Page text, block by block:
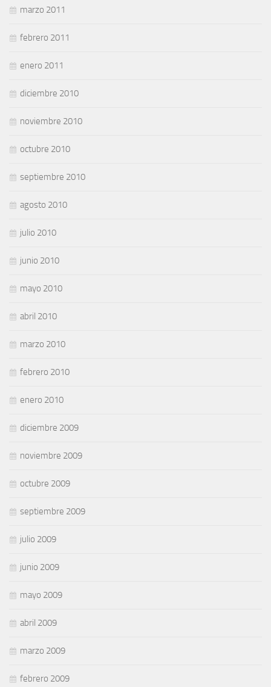
marzo 2011
febrero 2011
enero 2011
diciembre 2010
noviembre 2010
octubre 2010
septiembre 2010
agosto 2010
julio 2010
junio 2010
mayo 2010
abril 2010
marzo 2010
febrero 2010
enero 2010
diciembre 2009
noviembre 2009
octubre 2009
septiembre 2009
julio 2009
junio 2009
mayo 2009
abril 2009
marzo 2009
febrero 2009